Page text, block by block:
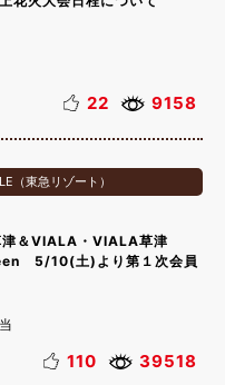
22 9158
（東急リゾート）
津＆VIALA・VIALA草津
5/10(土)より第１次会員
110 39518